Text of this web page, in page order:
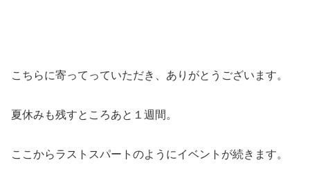
こちらに寄ってっていただき、ありがとうございます。
夏休みも残すところあと１週間。
ここからラストスパートのようにイベントが続きます。